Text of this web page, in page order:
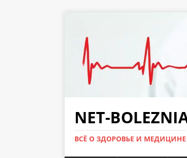
NET-
ВСЁ О ЗДОРОВЬЕ И МЕДИЦИНЕ